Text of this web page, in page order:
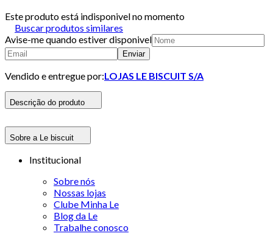
Este produto está indisponivel no momento
Buscar produtos similares
Avise-me quando estiver disponivel
Enviar
Vendido e entregue por:LOJAS LE BISCUIT S/A
Descrição do produto
Sobre a Le biscuit
Institucional
Sobre nós
Nossas lojas
Clube Minha Le
Blog da Le
Trabalhe conosco